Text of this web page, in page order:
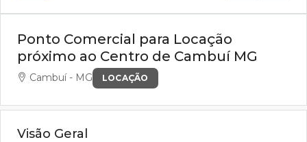
LOCAÇÃO
Ponto Comercial para Locação
próximo ao Centro de Cambuí MG
Cambuí - MG
Visão Geral